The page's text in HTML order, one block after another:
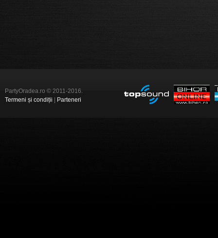
PartyOradea.ro © 2011-2016.
Termeni și condiții
Parteneri